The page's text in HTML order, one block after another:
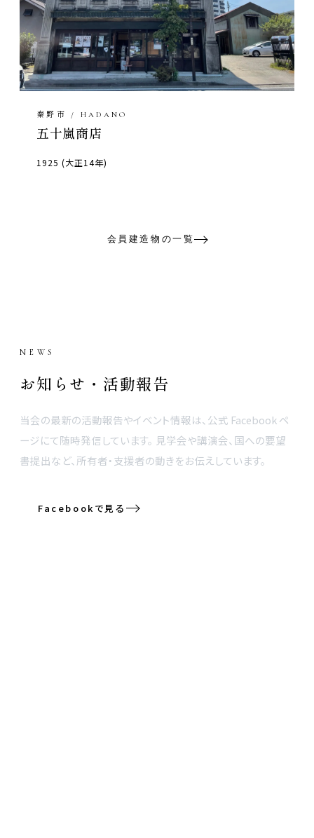
秦野市 / HADANO
五十嵐商店
1925 (大正14年)
会員建造物の一覧
NEWS
お知らせ・活動報告
当会の最新の活動報告やイベント情報は、公式 Facebook ペ
ージにて随時発信しています。 見学会や講演会、国への要望
書提出など、所有者・支援者の動きをお伝えしています。
Facebookで見る